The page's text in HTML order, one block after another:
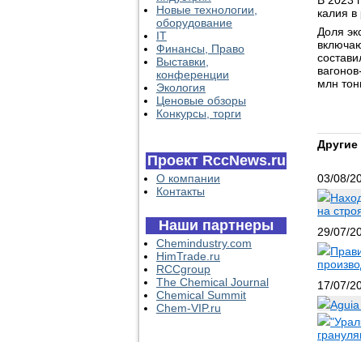
Новые технологии,
оборудование
IT
Финансы, Право
Выставки,
конференции
Экология
Ценовые обзоры
Конкурсы, торги
Проект RccNews.ru
О компании
Контакты
Наши партнеры
Chemindustry.com
HimTrade.ru
RCCgroup
The Chemical Journal
Chemical Summit
Chem-VIP.ru
калия
Доля
млн
Другие
03/08/
на
29/07/
17/07/